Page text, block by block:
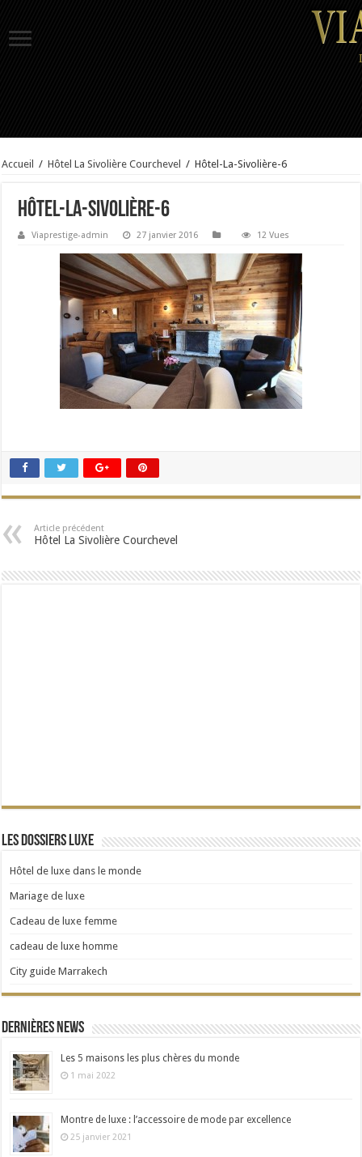
Accueil / Hôtel La Sivolière Courchevel / Hôtel-La-Sivolière-6
Hôtel-La-Sivolière-6
Viaprestige-admin 27 janvier 2016 12 Vues
Article précédent
Hôtel La Sivolière Courchevel
Les dossiers Luxe
Hôtel de luxe dans le monde
Mariage de luxe
Cadeau de luxe femme
cadeau de luxe homme
City guide Marrakech
Dernières news
Les 5 maisons les plus chères du monde
1 mai 2022
Montre de luxe : l’accessoire de mode par excellence
25 janvier 2021